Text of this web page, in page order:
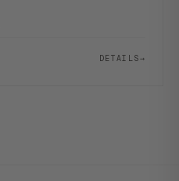
DETAILS→